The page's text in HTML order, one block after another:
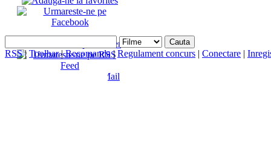
RSS| Toolbar|Recomanda|Regulament concurs | Conectare |